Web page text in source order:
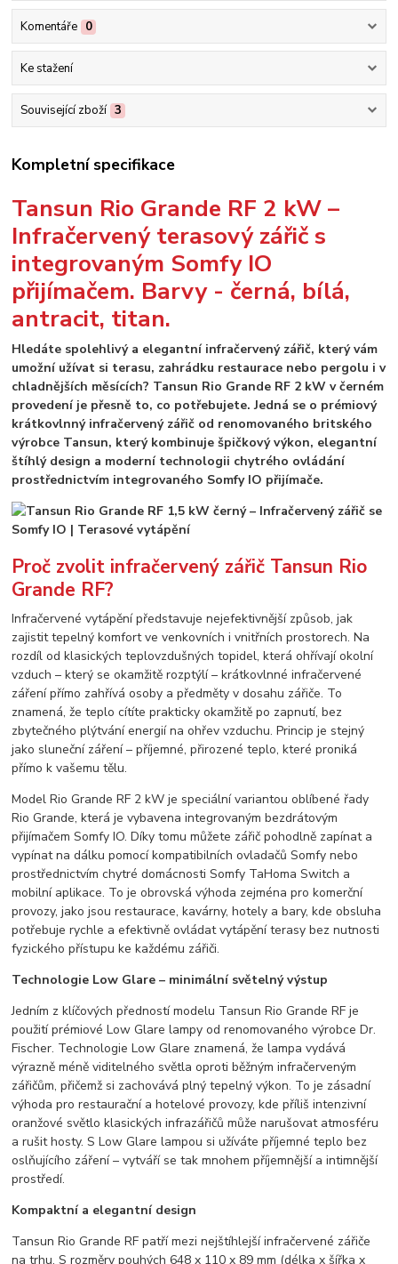
Komentáře 0
Ke stažení
Související zboží 3
Kompletní specifikace
Tansun Rio Grande RF 2 kW –
Infračervený terasový zářič s
integrovaným Somfy IO
přijímačem. Barvy - černá, bílá,
antracit, titan.
Hledáte spolehlivý a elegantní infračervený zářič, který vám
umožní užívat si terasu, zahrádku restaurace nebo pergolu i v
chladnějších měsících? Tansun Rio Grande RF 2 kW v černém
provedení je přesně to, co potřebujete. Jedná se o prémiový
krátkovlnný infračervený zářič od renomovaného britského
výrobce Tansun, který kombinuje špičkový výkon, elegantní
štíhlý design a moderní technologii chytrého ovládání
prostřednictvím integrovaného Somfy IO přijímače.
Proč zvolit infračervený zářič Tansun Rio
Grande RF?
Infračervené vytápění představuje nejefektivnější způsob, jak
zajistit tepelný komfort ve venkovních i vnitřních prostorech. Na
rozdíl od klasických teplovzdušných topidel, která ohřívají okolní
vzduch – který se okamžitě rozptýlí – krátkovlnné infračervené
záření přímo zahřívá osoby a předměty v dosahu zářiče. To
znamená, že teplo cítíte prakticky okamžitě po zapnutí, bez
zbytečného plýtvání energií na ohřev vzduchu. Princip je stejný
jako sluneční záření – příjemné, přirozené teplo, které proniká
přímo k vašemu tělu.
Model Rio Grande RF 2 kW je speciální variantou oblíbené řady
Rio Grande, která je vybavena integrovaným bezdrátovým
přijímačem Somfy IO. Díky tomu můžete zářič pohodlně zapínat a
vypínat na dálku pomocí kompatibilních ovladačů Somfy nebo
prostřednictvím chytré domácnosti Somfy TaHoma Switch a
mobilní aplikace. To je obrovská výhoda zejména pro komerční
provozy, jako jsou restaurace, kavárny, hotely a bary, kde obsluha
potřebuje rychle a efektivně ovládat vytápění terasy bez nutnosti
fyzického přístupu ke každému zářiči.
Technologie Low Glare – minimální světelný výstup
Jedním z klíčových předností modelu Tansun Rio Grande RF je
použití prémiové Low Glare lampy od renomovaného výrobce Dr.
Fischer. Technologie Low Glare znamená, že lampa vydává
výrazně méně viditelného světla oproti běžným infračerveným
zářičům, přičemž si zachovává plný tepelný výkon. To je zásadní
výhoda pro restaurační a hotelové provozy, kde příliš intenzivní
oranžové světlo klasických infrazářičů může narušovat atmosféru
a rušit hosty. S Low Glare lampou si užíváte příjemné teplo bez
oslňujícího záření – vytváří se tak mnohem příjemnější a intimnější
prostředí.
Kompaktní a elegantní design
Tansun Rio Grande RF patří mezi nejštíhlejší infračervené zářiče
na trhu. S rozměry pouhých 648 x 110 x 89 mm (délka x šířka x